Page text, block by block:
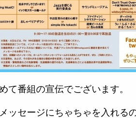
て番組の宣伝でございます。
ッセージにちゃちゃを入れる